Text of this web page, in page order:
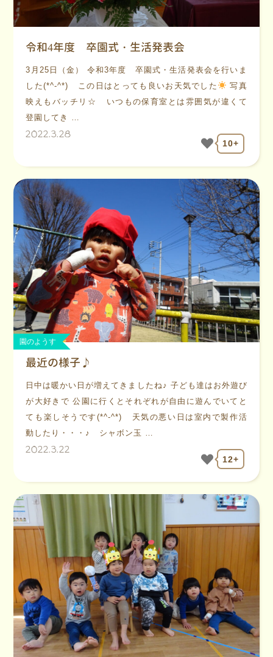
令和4年度 卒園式・生活発表会
3月25日（金） 令和3年度 卒園式・生活発表会を行いま
した(*^-^*) この日はとっても良いお天気でした
写真
映えもバッチリ☆ いつもの保育室とは雰囲気が違くて
登園してき …
2022.3.28
10+
最近の様子♪
日中は暖かい日が増えてきましたね♪ 子ども達はお外遊び
が大好きで 公園に行くとそれぞれが自由に遊んでいてと
ても楽しそうです(*^-^*) 天気の悪い日は室内で製作活
動したり・・・♪ シャボン玉 …
園のようす
2022.3.22
12+